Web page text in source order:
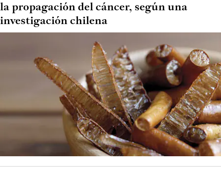
la propagación del cáncer, según una
investigación chilena